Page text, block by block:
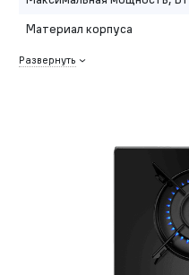
Материал корпуса
Развернуть